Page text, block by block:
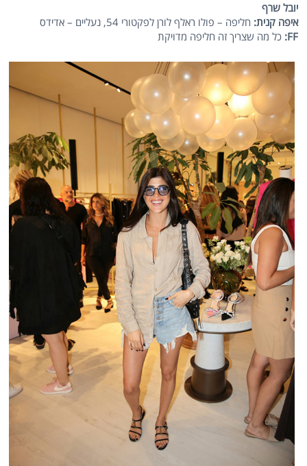
יובל שרף
איפה קנית: חליפה – פולו ראלף לורן לפקטורי 54, נעליים – אדידס
FF: כל מה שצריך זה חליפה מדויקת